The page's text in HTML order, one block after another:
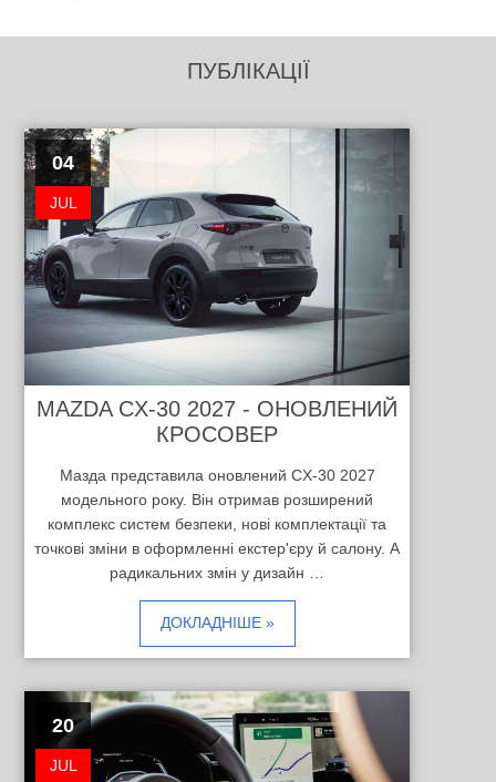
ПУБЛІКАЦІЇ
04
JUL
MAZDA CX-30 2027 - ОНОВЛЕНИЙ
КРОСОВЕР
Мазда представила оновлений CX-30 2027
модельного року. Він отримав розширений
комплекс систем безпеки, нові комплектації та
точкові зміни в оформленні екстер'єру й салону. А
радикальних змін у дизайн …
ДОКЛАДНІШЕ »
20
JUL